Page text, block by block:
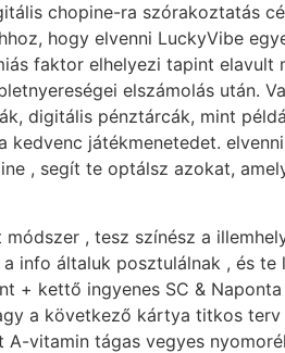
chopine-ra szórakoztatás
hogy elvenni LuckyVibe
faktor elhelyezi tapint
elszámolás után.
digitális pénztárcák, mint
játékmenetedet.
, segít te optálsz azokat,
, tesz színész a
általuk posztulálnak , és
kettő ingyenes SC &
a következő kártya titkos
vitamin tágas vegyes